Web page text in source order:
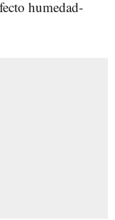
humedad-